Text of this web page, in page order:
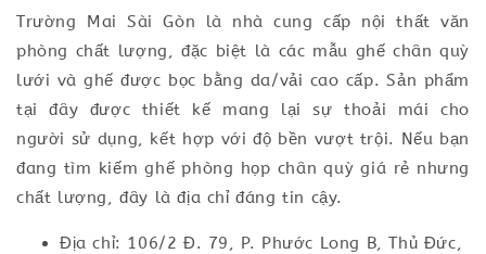
Trường Mai Sài Gòn là nhà cung cấp nội thất văn
phòng chất lượng, đặc biệt là các mẫu ghế chân quỳ
lưới và ghế được bọc bằng da/vải cao cấp. Sản phẩm
tại đây được thiết kế mang lại sự thoải mái cho
người sử dụng, kết hợp với độ bền vượt trội. Nếu bạn
đang tìm kiếm ghế phòng họp chân quỳ giá rẻ nhưng
chất lượng, đây là địa chỉ đáng tin cậy.
Địa chỉ: 106/2 Đ. 79, P. Phước Long B, Thủ Đức,